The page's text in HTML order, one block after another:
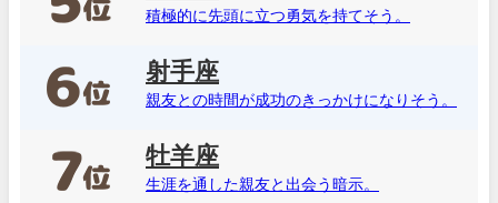
積極的に先頭に立つ勇気を持てそう。
射手座
親友との時間が成功のきっかけになりそう。
牡羊座
生涯を通した親友と出会う暗示。